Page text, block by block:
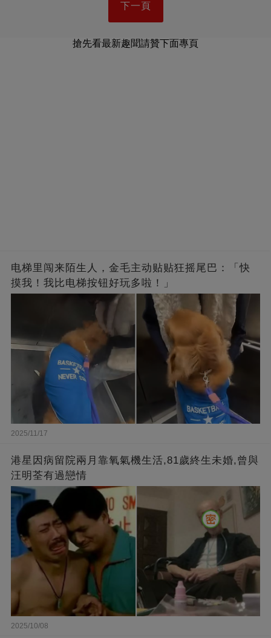
下一頁
搶先看最新趣聞請贊下面專頁
电梯里闯来陌生人，金毛主动贴贴狂摇尾巴：「快
摸我！我比电梯按钮好玩多啦！」
2025/11/17
港星因病留院兩月靠氧氣機生活,81歲終生未婚,曾與
汪明荃有過戀情
2025/10/08